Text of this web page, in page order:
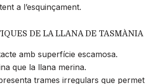
a l’esquinçament.
DE LA LLANA DE TASMÀNIA
amb superfície escamosa.
que la llana merina.
trames irregulars que permet